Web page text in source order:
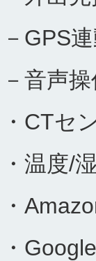
－GPS
－音声
・CTセ
・温度/
・
・